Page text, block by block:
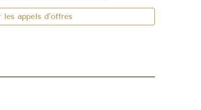
les appels d'offres